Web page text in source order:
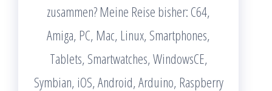
zusammen? Meine Reise bisher: C64,
Amiga, PC, Mac, Linux, Smartphones,
Tablets, Smartwatches, WindowsCE,
Symbian, iOS, Android, Arduino, Raspberry